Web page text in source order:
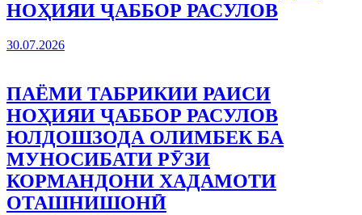
НОҲИЯИ ҶАББОР РАСУЛОВ
30.07.2026
ПАЁМИ ТАБРИКИИ РАИСИ
НОҲИЯИ ҶАББОР РАСУЛОВ
ЮЛДОШЗОДА ОЛИМБЕК БА
МУНОСИБАТИ РӮЗИ
КОРМАНДОНИ ХАДАМОТИ
ОТАШНИШОНӢ